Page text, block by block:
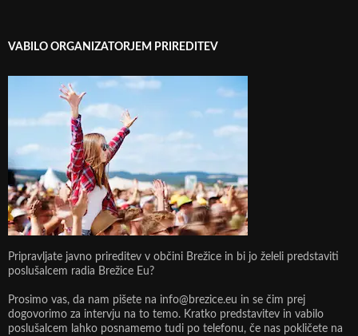
VABILO ORGANIZATORJEM PRIREDITEV
Pripravljate javno prireditev v občini Brežice in bi jo želeli predstaviti
poslušalcem radia Brežice Eu?
Prosimo vas, da nam pišete na info@brezice.eu in se čim prej
dogovorimo za intervju na to temo. Kratko predstavitev in vabilo
poslušalcem lahko posnamemo tudi po telefonu, če nas pokličete na